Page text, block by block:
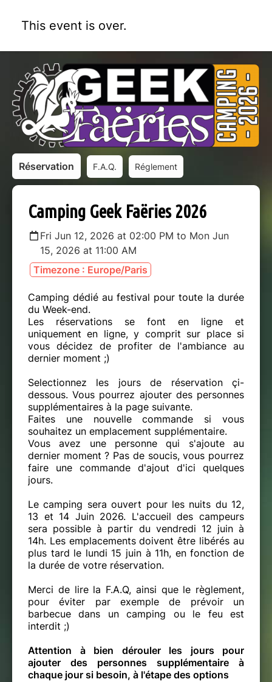
This event is over.
Réservation F.A.Q. Réglement
Camping Geek Faëries 2026
Fri Jun 12, 2026 at 02:00 PM to Mon Jun
15, 2026 at 11:00 AM
Timezone : Europe/Paris
Camping dédié au festival pour toute la durée
du Week-end.
Les réservations se font en ligne et
uniquement en ligne, y comprit sur place si
vous décidez de profiter de l'ambiance au
dernier moment ;)
Selectionnez les jours de réservation çi-
dessous. Vous pourrez ajouter des personnes
supplémentaires à la page suivante.
Faites une nouvelle commande si vous
souhaitez un emplacement supplémentaire.
Vous avez une personne qui s'ajoute au
dernier moment ? Pas de soucis, vous pourrez
faire une commande d'ajout d'ici quelques
jours.
Le camping sera ouvert pour les nuits du 12,
13 et 14 Juin 2026. L'accueil des campeurs
sera possible à partir du vendredi 12 juin à
14h. Les emplacements doivent être libérés au
plus tard le lundi 15 juin à 11h, en fonction de
la durée de votre réservation.
Merci de lire la F.A.Q, ainsi que le règlement,
pour éviter par exemple de prévoir un
barbecue dans un camping ou le feu est
interdit ;)
Attention à bien dérouler les jours pour
ajouter des personnes supplémentaire à
chaque jour si besoin, à l'étape des options